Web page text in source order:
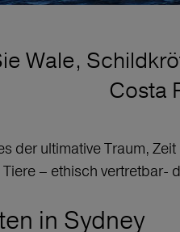
Wale,
Costa
der ultimative Traum,
– ethisch vertretbar-
in Sydney